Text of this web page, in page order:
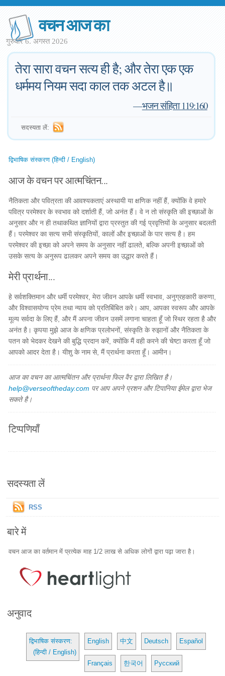
वचन आज का
गुरुवार 6. अगस्त 2026
तेरा सारा वचन सत्य ही है; और तेरा एक एक
धर्ममय नियम सदा काल तक अटल है॥
—भजन संहिता 119:160
सदस्यता लें:
द्विभाषिक संस्करण (हिन्दी / English)
आज के वचन पर आत्मचिंतन...
नैतिकता और पवित्रता की आवश्यकताएं अस्थायी या क्षणिक नहीं हैं, क्योंकि वे हमारे
पवित्र परमेश्वर के स्वभाव को दर्शाती हैं, जो अनंत हैं। वे न तो संस्कृति की इच्छाओं के
अनुसार और न ही तथाकथित ज्ञानियों द्वारा प्रस्तुत की गई प्रवृत्तियों के अनुसार बदलती
हैं। परमेश्वर का सत्य सभी संस्कृतियों, कालों और इच्छाओं के पार सत्य है। हम
परमेश्वर की इच्छा को अपने समय के अनुसार नहीं ढालते, बल्कि अपनी इच्छाओं को
उसके सत्य के अनुरूप ढालकर अपने समय का उद्धार करते हैं।
मेरी प्रार्थना...
हे सर्वशक्तिमान और धर्मी परमेश्वर, मेरा जीवन आपके धर्मी स्वभाव, अनुग्रहकारी करुणा,
और विश्वासयोग्य प्रेम तथा न्याय को प्रतिबिंबित करे। आप, आपका स्वरूप और आपके
मूल्य सर्वदा के लिए हैं, और मैं अपना जीवन उसमें लगाना चाहता हूँ जो स्थिर रहता है और
अनंत है। कृपया मुझे आज के क्षणिक प्रलोभनों, संस्कृति के रुझानों और नैतिकता के
पतन को भेदकर देखने की बुद्धि प्रदान करें, क्योंकि मैं वही करने की चेष्टा करता हूँ जो
आपको आदर देता है। यीशु के नाम से, मैं प्रार्थना करता हूँ। आमीन।
आज का वचन का आत्मचिंतन और प्रार्थना फिल वैर द्वारा लिखित है।
help@verseoftheday.com पर आप अपने प्रशन और टिपानिया ईमेल द्वारा भेज
सकते है।
टिप्पणियाँ
सदस्यता लें
RSS
बारे में
वचन आज का वर्तमान में प्रत्येक माह 1/2 लाख से अधिक लोगों द्वारा पढ़ा जारा है।
अनुवाद
द्विभाषिक संस्करण:
(हिन्दी / English)
English 中文 Deutsch Español
Français 한국어 Русский